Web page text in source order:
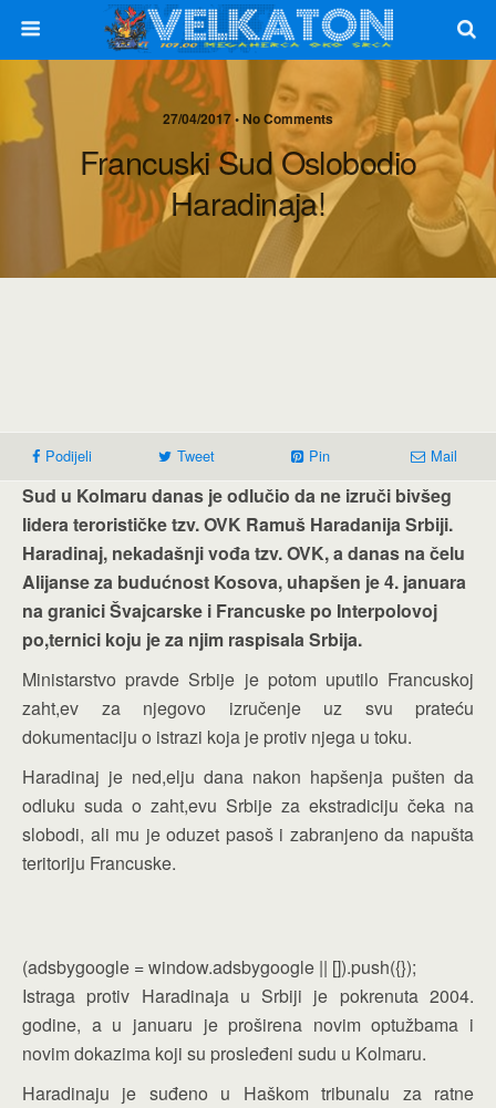
27/04/2017 • No Comments
Francuski Sud Oslobodio
Haradinaja!
Podijeli Tweet Pin Mail
Sud u Kolmaru danas je odlučio da ne izruči bivšeg
lidera terorističke tzv. OVK Ramuš Haradanija Srbiji.
Haradinaj, nekadašnji vođa tzv. OVK, a danas na čelu
Alijanse za budućnost Kosova, uhapšen je 4. januara
na granici Švajcarske i Francuske po Interpolovoj
po,ternici koju je za njim raspisala Srbija.
Ministarstvo pravde Srbije je potom uputilo Francuskoj
zaht,ev za njegovo izručenje uz svu prateću
dokumentaciju o istrazi koja je protiv njega u toku.
Haradinaj je ned,elju dana nakon hapšenja pušten da
odluku suda o zaht,evu Srbije za ekstradiciju čeka na
slobodi, ali mu je oduzet pasoš i zabranjeno da napušta
teritoriju Francuske.
(adsbygoogle = window.adsbygoogle || []).push({});
Istraga protiv Haradinaja u Srbiji je pokrenuta 2004.
godine, a u januaru je proširena novim optužbama i
novim dokazima koji su prosleđeni sudu u Kolmaru.
Haradinaju je suđeno u Haškom tribunalu za ratne